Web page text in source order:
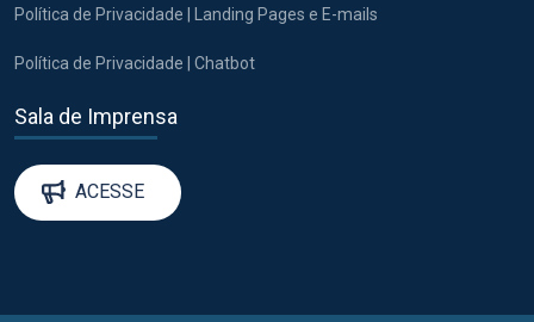
Política de Privacidade | Landing Pages e E-mails
Política de Privacidade | Chatbot
Sala de Imprensa
ACESSE